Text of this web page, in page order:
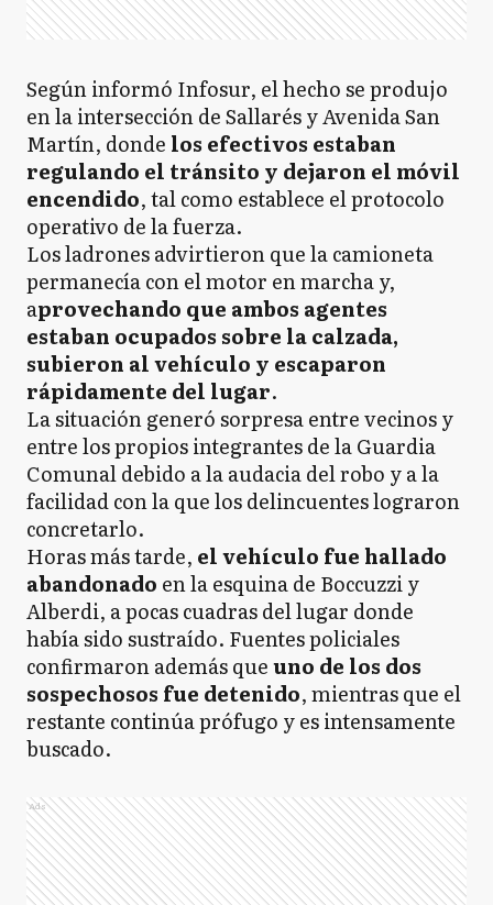
Según informó Infosur, el hecho se produjo
en la intersección de Sallarés y Avenida San
Martín, donde los efectivos estaban
regulando el tránsito y dejaron el móvil
encendido, tal como establece el protocolo
operativo de la fuerza.
Los ladrones advirtieron que la camioneta
permanecía con el motor en marcha y,
aprovechando que ambos agentes
estaban ocupados sobre la calzada,
subieron al vehículo y escaparon
rápidamente del lugar.
La situación generó sorpresa entre vecinos y
entre los propios integrantes de la Guardia
Comunal debido a la audacia del robo y a la
facilidad con la que los delincuentes lograron
concretarlo.
Horas más tarde, el vehículo fue hallado
abandonado en la esquina de Boccuzzi y
Alberdi, a pocas cuadras del lugar donde
había sido sustraído. Fuentes policiales
confirmaron además queuno de los dos
sospechosos fue detenido, mientras que el
restante continúa prófugo y es intensamente
buscado.
Ads